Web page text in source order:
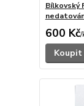
Bílkovský
600 Kč/
Koupit